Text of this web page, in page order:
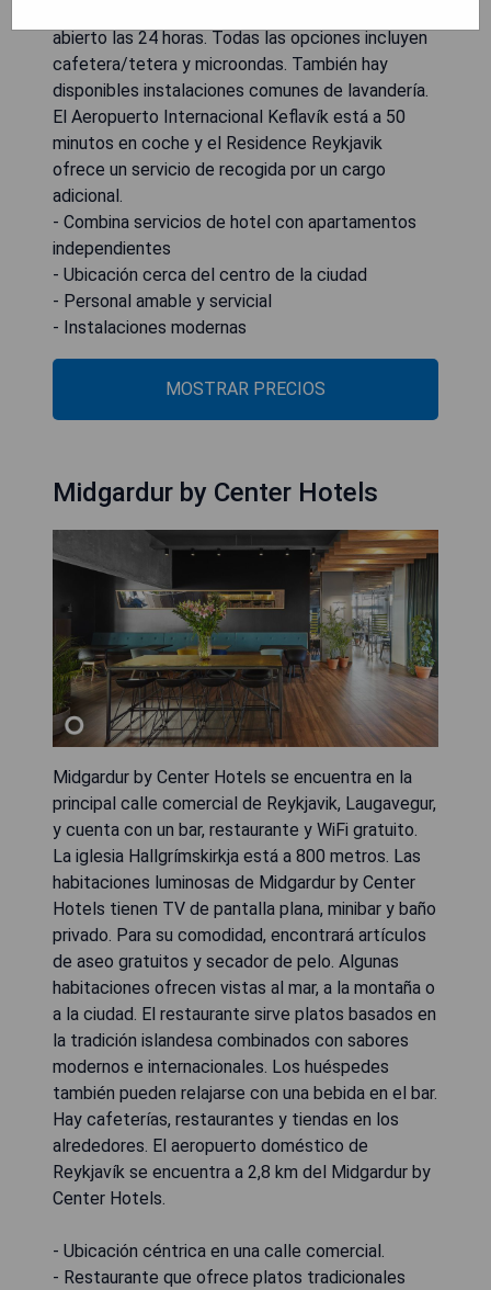
abierto las 24 horas. Todas las opciones incluyen
cafetera/tetera y microondas. También hay
disponibles instalaciones comunes de lavandería.
El Aeropuerto Internacional Keflavík está a 50
minutos en coche y el Residence Reykjavik
ofrece un servicio de recogida por un cargo
adicional.
- Combina servicios de hotel con apartamentos
independientes
- Ubicación cerca del centro de la ciudad
- Personal amable y servicial
- Instalaciones modernas
MOSTRAR PRECIOS
Midgardur by Center Hotels
Midgardur by Center Hotels se encuentra en la
principal calle comercial de Reykjavik, Laugavegur,
y cuenta con un bar, restaurante y WiFi gratuito.
La iglesia Hallgrímskirkja está a 800 metros. Las
habitaciones luminosas de Midgardur by Center
Hotels tienen TV de pantalla plana, minibar y baño
privado. Para su comodidad, encontrará artículos
de aseo gratuitos y secador de pelo. Algunas
habitaciones ofrecen vistas al mar, a la montaña o
a la ciudad. El restaurante sirve platos basados en
la tradición islandesa combinados con sabores
modernos e internacionales. Los huéspedes
también pueden relajarse con una bebida en el bar.
Hay cafeterías, restaurantes y tiendas en los
alrededores. El aeropuerto doméstico de
Reykjavík se encuentra a 2,8 km del Midgardur by
Center Hotels.
- Ubicación céntrica en una calle comercial.
- Restaurante que ofrece platos tradicionales